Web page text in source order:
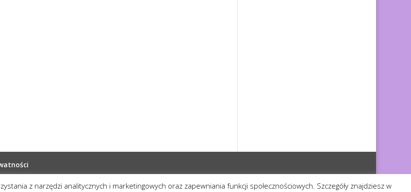
z narzędzi analitycznych i marketingowych oraz zapewniania funkcji społecznościowych. Szczegóły znajdziesz w